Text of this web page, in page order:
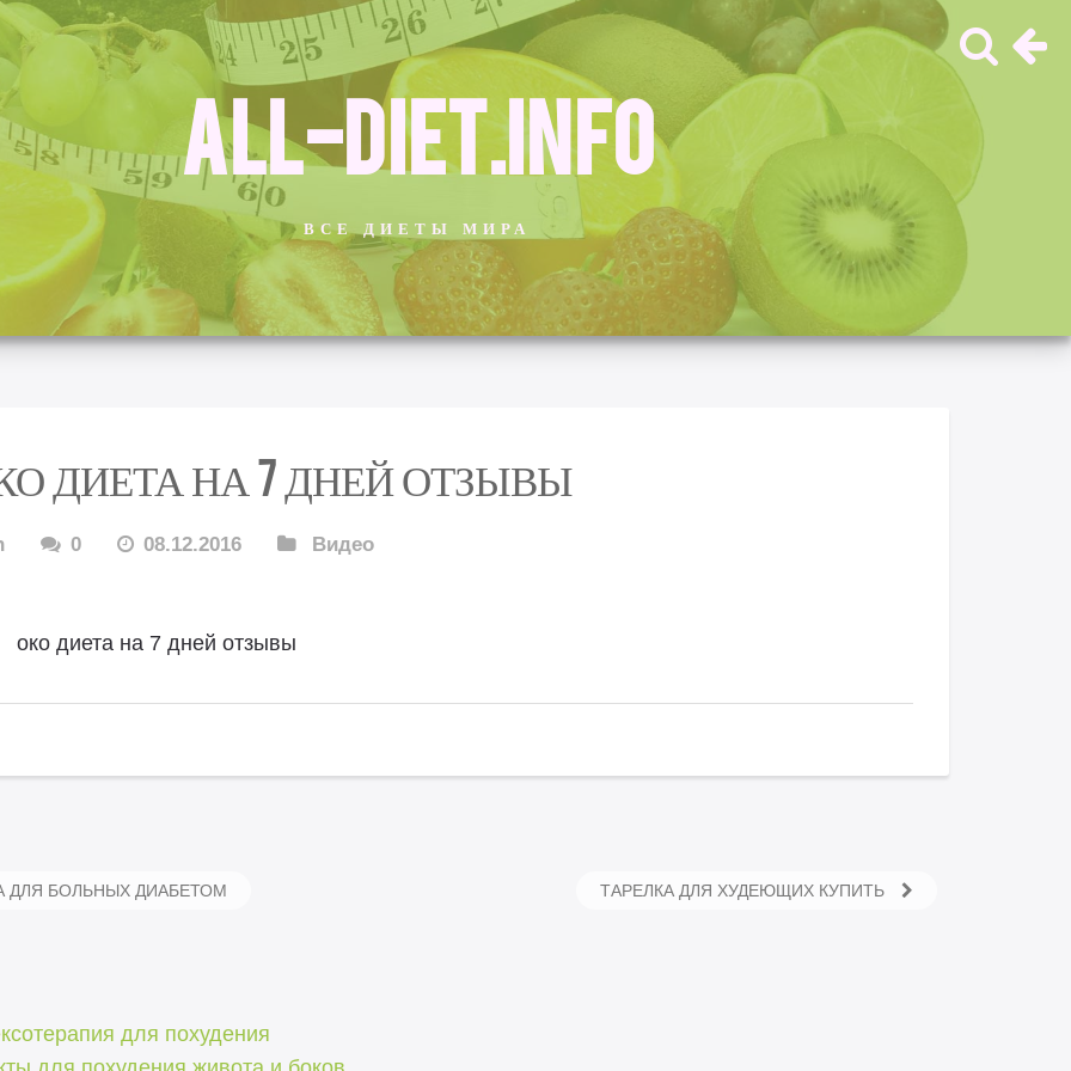
ALL-DIET.INFO
ВСЕ ДИЕТЫ МИРА
ДИЕТА НА 7 ДНЕЙ ОТЗЫВЫ
0 08.12.2016 Видео
око диета на 7 дней отзывы
ДЛЯ БОЛЬНЫХ ДИАБЕТОМ ТАРЕЛКА ДЛЯ ХУДЕЮЩИХ КУПИТЬ
для похудения